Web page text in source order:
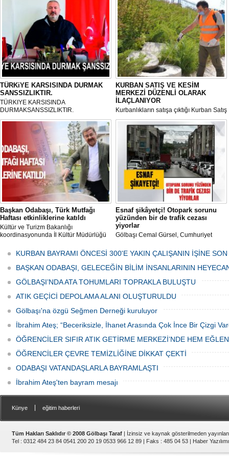
TÜRKiYE KARSISINDA DURMAK
SANSSIZLIKTIR.
TÜRKIYE KARSISINDA
DURMAKSANSSIZLIKTIR.
KURBAN SATIŞ VE KESİM
MERKEZİ DÜZENLİ OLARAK
İLAÇLANIYOR
Kurbanlıkların satışa çıktığı Kurban Satış
ve Kesim Merkezi, haşere ve
mikropların önüne geçilmesi amacıyla
her gün Gölbaşı Belediyesi ekipleri
tarafından düzenli olarak ilaçlanıyor.
Başkan Odabaşı, Türk Mutfağı
Haftası etkinliklerine katıldı
Kültür ve Turizm Bakanlığı
koordinasyonunda İl Kültür Müdürlüğü
Haftası" etkinlikleri Ankara'da devam
ediyor.
Esnaf şikâyetçi! Otopark sorunu
yüzünden bir de trafik cezası
yiyorlar
Gölbaşı Cemal Gürsel, Cumhuriyet
bulunan esnaf ve alışverişe gelen
vatandaşlar park cezaları yüzünden
canından bezdi.
KURBAN BAYRAMI ÖNCESİ 300'E YAKIN ÇALIŞANIN İŞİNE
BAŞKAN ODABAŞI, GELECEĞİN BİLİM İNSANLARININ
GÖLBAŞI’NDA ATA TOHUMLARI TOPRAKLA BULUŞTU
ATIK GEÇİCİ DEPOLAMA ALANI OLUŞTURULDU
Gölbaşı'na özgü Seğmen Derneği kuruluyor
İbrahim Ateş; “Beceriksizle, İhanet Arasında Çok İnce Bir Çizgi
ÖĞRENCİLER SIFIR ATIK GETİRME MERKEZİ’NDE HEM
ÖĞRENCİLER ÇEVRE TEMİZLİĞİNE DİKKAT ÇEKTİ
ODABAŞI VATANDAŞLARLA BAYRAMLAŞTI
İbrahim Ateş'ten bayram mesajı
Künye eğitim haberleri
Tüm Hakları Saklıdır © 2008 Gölbaşı Taraf | İzinsiz ve kaynak gösterilmeden
Tel : 0312 484 23 84 0541 200 20 19 0533 966 12 89 | Faks : 485 04 53 | Haber Yazılımı